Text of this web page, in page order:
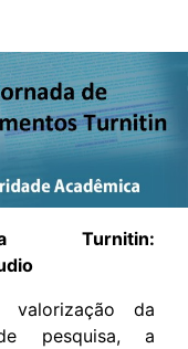
Turnitin:
da
pesquisa, a